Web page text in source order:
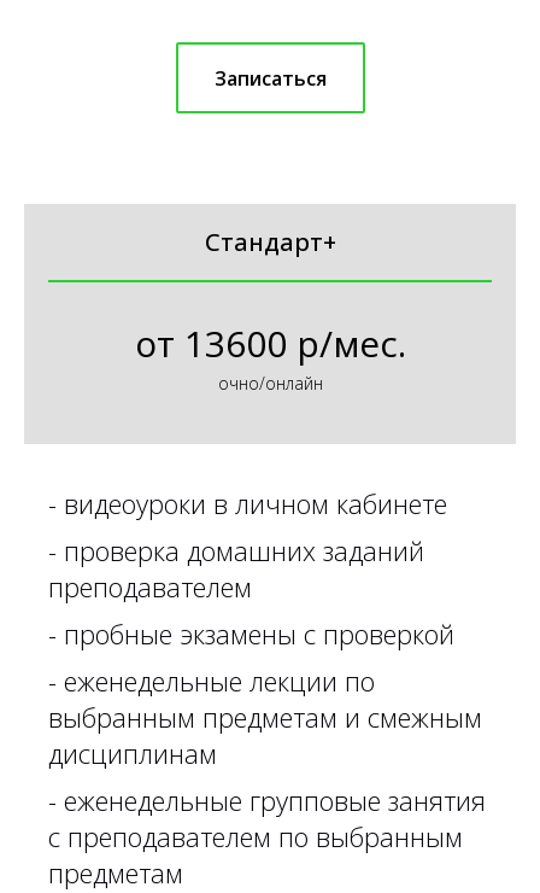
Записаться
Стандарт+
от 13600 р/мес.
очно/онлайн
- видеоуроки в личном кабинете
- проверка домашних заданий
преподавателем
- пробные экзамены с проверкой
- еженедельные лекции по
выбранным предметам и смежным
дисциплинам
- еженедельные групповые занятия
с преподавателем по выбранным
предметам